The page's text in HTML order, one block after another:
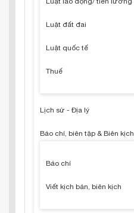
Luật đất đai
Luật quốc tế
Thuế
Lịch sử - Địa lý
Báo chí, biên tập & Biên kịch
Báo chí
Viết kịch bản, biên kịch